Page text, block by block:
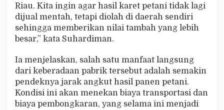
Riau. Kita ingin agar hasil karet petani tidak lagi
dijual mentah, tetapi diolah di daerah sendiri
sehingga memberikan nilai tambah yang lebih
besar,” kata Suhardiman.
Ia menjelaskan, salah satu manfaat langsung
dari keberadaan pabrik tersebut adalah semakin
pendeknya jarak angkut hasil panen petani.
Kondisi ini akan menekan biaya transportasi dan
biaya pembongkaran, yang selama ini menjadi